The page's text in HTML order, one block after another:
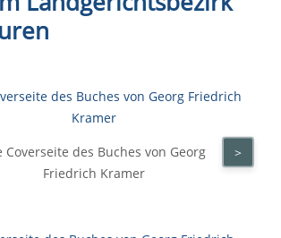
Coverseite des Buches von Georg
Friedrich Kramer
>